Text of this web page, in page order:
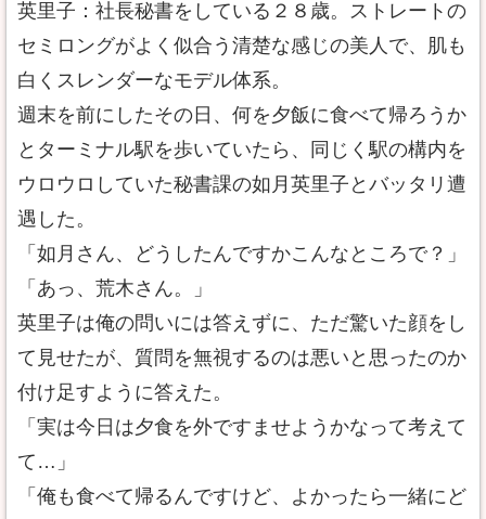
英里子：社長秘書をしている２８歳。ストレートの
セミロングがよく似合う清楚な感じの美人で、肌も
白くスレンダーなモデル体系。
週末を前にしたその日、何を夕飯に食べて帰ろうか
とターミナル駅を歩いていたら、同じく駅の構内を
ウロウロしていた秘書課の如月英里子とバッタリ遭
遇した。
「如月さん、どうしたんですかこんなところで？」
「あっ、荒木さん。」
英里子は俺の問いには答えずに、ただ驚いた顔をし
て見せたが、質問を無視するのは悪いと思ったのか
付け足すように答えた。
「実は今日は夕食を外ですませようかなって考えて
て…」
「俺も食べて帰るんですけど、よかったら一緒にど